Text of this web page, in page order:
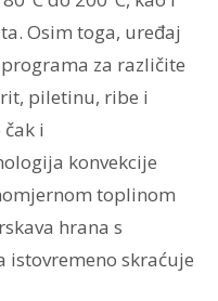
Osim toga, uređaj
za različite
piletinu, ribe i
i
konvekcije
toplinom
hrana s
skraćuje